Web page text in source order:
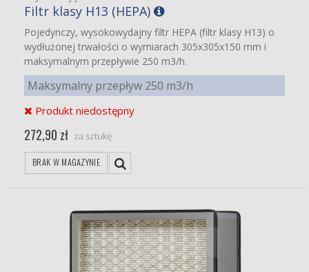
Filtr klasy H13 (HEPA)
Pojedynczy, wysokowydajny filtr HEPA (filtr klasy H13) o
wydłużonej trwałości o wymiarach 305x305x150 mm i
maksymalnym przepływie 250 m3/h.
Maksymalny przepływ 250 m3/h
Produkt niedostępny
272,90 zł za sztukę
BRAK W MAGAZYNIE